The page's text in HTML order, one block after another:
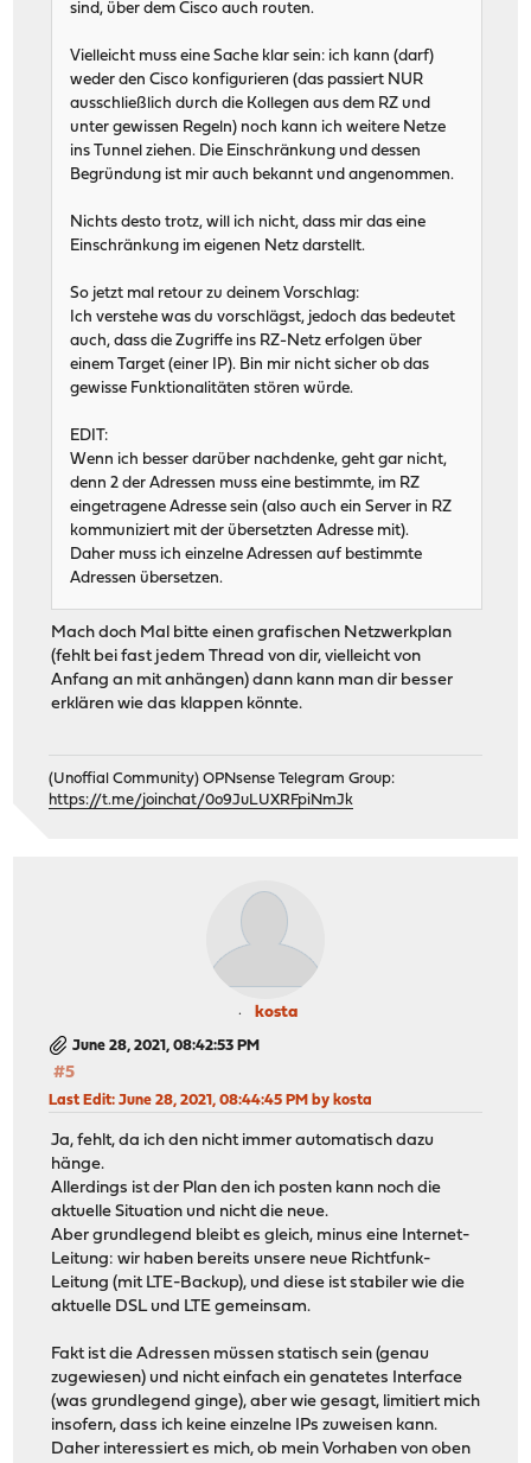
sind, über dem Cisco auch routen.
Vielleicht muss eine Sache klar sein: ich kann (darf)
weder den Cisco konfigurieren (das passiert NUR
ausschließlich durch die Kollegen aus dem RZ und
unter gewissen Regeln) noch kann ich weitere Netze
ins Tunnel ziehen. Die Einschränkung und dessen
Begründung ist mir auch bekannt und angenommen.
Nichts desto trotz, will ich nicht, dass mir das eine
Einschränkung im eigenen Netz darstellt.
So jetzt mal retour zu deinem Vorschlag:
Ich verstehe was du vorschlägst, jedoch das bedeutet
auch, dass die Zugriffe ins RZ-Netz erfolgen über
einem Target (einer IP). Bin mir nicht sicher ob das
gewisse Funktionalitäten stören würde.
EDIT:
Wenn ich besser darüber nachdenke, geht gar nicht,
denn 2 der Adressen muss eine bestimmte, im RZ
eingetragene Adresse sein (also auch ein Server in RZ
kommuniziert mit der übersetzten Adresse mit).
Daher muss ich einzelne Adressen auf bestimmte
Adressen übersetzen.
Mach doch Mal bitte einen grafischen Netzwerkplan
(fehlt bei fast jedem Thread von dir, vielleicht von
Anfang an mit anhängen) dann kann man dir besser
erklären wie das klappen könnte.
(Unoffial Community) OPNsense Telegram Group:
https://t.me/joinchat/0o9JuLUXRFpiNmJk
kosta
June 28, 2021, 08:42:53 PM
#5
Last Edit: June 28, 2021, 08:44:45 PM by kosta
Ja, fehlt, da ich den nicht immer automatisch dazu
hänge.
Allerdings ist der Plan den ich posten kann noch die
aktuelle Situation und nicht die neue.
Aber grundlegend bleibt es gleich, minus eine Internet-
Leitung: wir haben bereits unsere neue Richtfunk-
Leitung (mit LTE-Backup), und diese ist stabiler wie die
aktuelle DSL und LTE gemeinsam.
Fakt ist die Adressen müssen statisch sein (genau
zugewiesen) und nicht einfach ein genatetes Interface
(was grundlegend ginge), aber wie gesagt, limitiert mich
insofern, dass ich keine einzelne IPs zuweisen kann.
Daher interessiert es mich, ob mein Vorhaben von oben